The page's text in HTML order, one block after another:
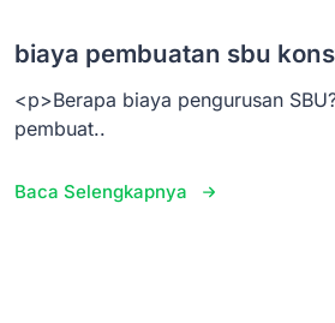
biaya pembuatan sbu
<p>Berapa biaya pengurusan
pembuat..
Baca Selengkapnya